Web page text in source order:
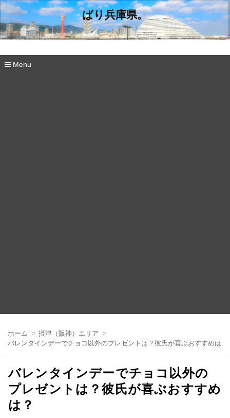
ばり兵庫県。
Menu
ホーム
摂津（阪神）エリア
バレンタインデーでチョコ以外のプレゼントは？彼氏が喜ぶおすすめは？
バレンタインデーでチョコ以外の
プレゼントは？彼氏が喜ぶおすすめ
は？